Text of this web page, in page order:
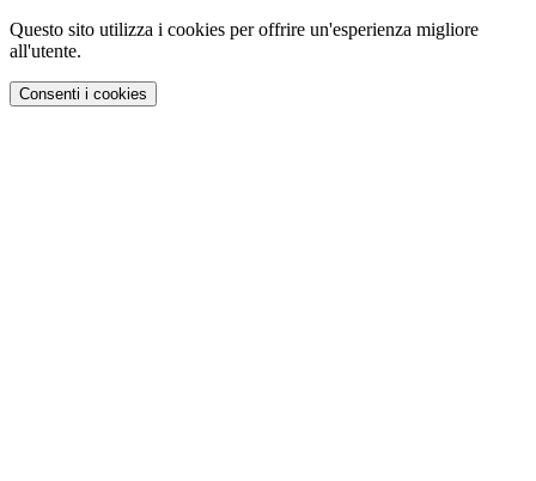
Questo sito utilizza i cookies per offrire un'esperienza migliore
all'utente.
Consenti i cookies